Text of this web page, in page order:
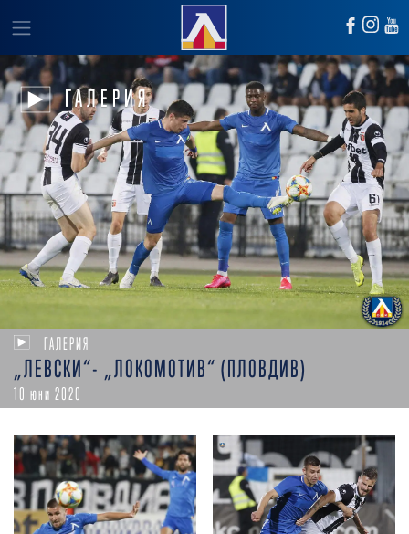
ГАЛЕРИЯ
ГАЛЕРИЯ
„ЛЕВСКИ“- „ЛОКОМОТИВ“ (ПЛОВДИВ)
10 юни 2020